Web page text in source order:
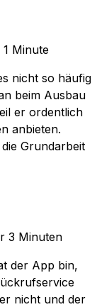
Minute
nicht so häufig
beim Ausbau
er ordentlich
anbieten.
Grundarbeit
3 Minuten
der App bin,
nicht und der